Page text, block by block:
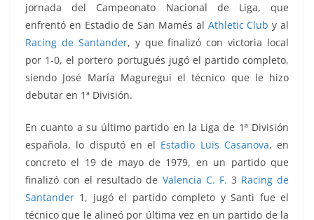
jornada del Campeonato Nacional de Liga, que
enfrentó en Estadio de San Mamés al Athletic Club y al
Racing de Santander, y que finalizó con victoria local
por 1-0, el portero portugués jugó el partido completo,
siendo José María Maguregui el técnico que le hizo
debutar en 1ª División.
En cuanto a su último partido en la Liga de 1ª División
española, lo disputó en el Estadio Luis Casanova, en
concreto el 19 de mayo de 1979, en un partido que
finalizó con el resultado de Valencia C. F. 3 Racing de
Santander 1, jugó el partido completo y Santi fue el
técnico que le alineó por última vez en un partido de la